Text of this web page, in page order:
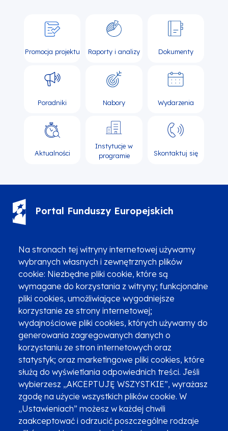
Na stronach tej witryny internetowej używamy
wybranych własnych i zewnętrznych plików
cookie: Niezbędne pliki cookie, które są
wymagane do korzystania z witryny; funkcjonalne
pliki cookies, umożliwiające wygodniejsze
korzystanie ze strony internetowej;
wydajnościowe pliki cookies, których używamy do
generowania zagregowanych danych o
korzystaniu ze stron internetowych oraz
statystyk; oraz marketingowe pliki cookies, które
służą do wyświetlania odpowiednich treści. Jeśli
wybierzesz „AKCEPTUJĘ WSZYSTKIE”, wyrażasz
zgodę na użycie wszystkich plików cookie. W
„Ustawieniach” możesz w każdej chwili
zaakceptować i odrzucić poszczególne rodzaje
Promocja projektu Raporty i analizy Dokumenty
Poradniki Nabory Wydarzenia
Aktualności
Instytucje w
programie
Skontaktuj się
Portal Funduszy Europejskich
Zgłoszenia podejrzenia niezgodności z KPP i KPON
Newsletter
Fundusze SMS-em
Najczęściej zadawane pytania
Promocja projektu
Zobacz inne programy
Poznaj Fundusze 2014-2020
Deklaracja dostępności
Polityka prywatności
Przetwarzanie danych osobowych
Zgłoś błąd Mapa strony